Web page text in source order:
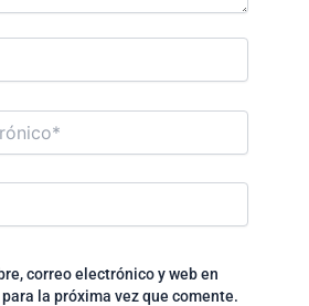
correo electrónico y web en
la próxima vez que comente.